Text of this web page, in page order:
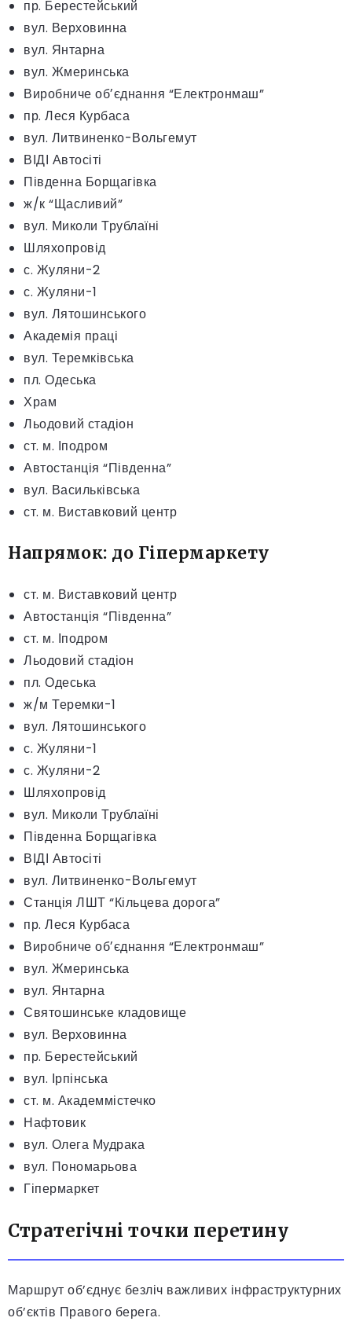
пр. Берестейський
вул. Верховинна
вул. Янтарна
вул. Жмеринська
Виробниче обʼєднання “Електронмаш”
пр. Леся Курбаса
вул. Литвиненко-Вольгемут
ВІДІ Автосіті
Південна Борщагівка
ж/к “Щасливий”
вул. Миколи Трублаїні
Шляхопровід
с. Жуляни-2
с. Жуляни-1
вул. Лятошинського
Академія праці
вул. Теремківська
пл. Одеська
Храм
Льодовий стадіон
ст. м. Іподром
Автостанція “Південна”
вул. Васильківська
ст. м. Виставковий центр
Напрямок: до Гіпермаркету
ст. м. Виставковий центр
Автостанція “Південна”
ст. м. Іподром
Льодовий стадіон
пл. Одеська
ж/м Теремки-1
вул. Лятошинського
с. Жуляни-1
с. Жуляни-2
Шляхопровід
вул. Миколи Трублаїні
Південна Борщагівка
ВІДІ Автосіті
вул. Литвиненко-Вольгемут
Станція ЛШТ “Кільцева дорога”
пр. Леся Курбаса
Виробниче обʼєднання “Електронмаш”
вул. Жмеринська
вул. Янтарна
Святошинське кладовище
вул. Верховинна
пр. Берестейський
вул. Ірпінська
ст. м. Академмістечко
Нафтовик
вул. Олега Мудрака
вул. Пономарьова
Гіпермаркет
Стратегічні точки перетину
Маршрут об’єднує безліч важливих інфраструктурних
об’єктів Правого берега.